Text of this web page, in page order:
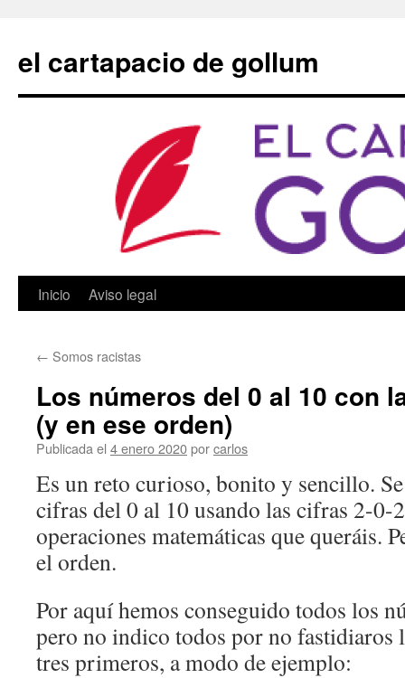
contenido
el cartapacio de gollum
Inicio Aviso legal
← Somos racistas
Los números del 0 al 10 con
(y en ese orden)
Publicada el 4 enero 2020porcarlos
Es un reto curioso, bonito y sencillo.
cifras del 0 al 10 usando las cifras 2-0-
operaciones matemáticas que queráis.
el orden.
Por aquí hemos conseguido todos los
pero no indico todos por no fastidiaros
tres primeros, a modo de ejemplo: